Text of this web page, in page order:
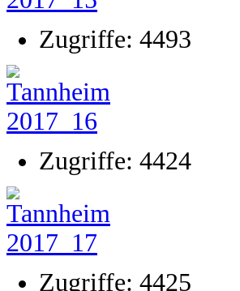
Zugriffe: 4493
Zugriffe: 4424
Zugriffe: 4425